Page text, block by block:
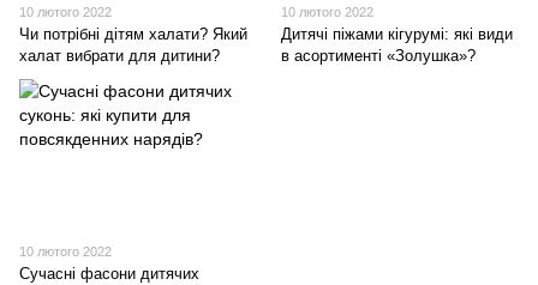
10 лютого 2022
Чи потрібні дітям халати? Який
халат вибрати для дитини?
10 лютого 2022
Дитячі піжами кігурумі: які види
в асортименті «Золушка»?
10 лютого 2022
Сучасні фасони дитячих